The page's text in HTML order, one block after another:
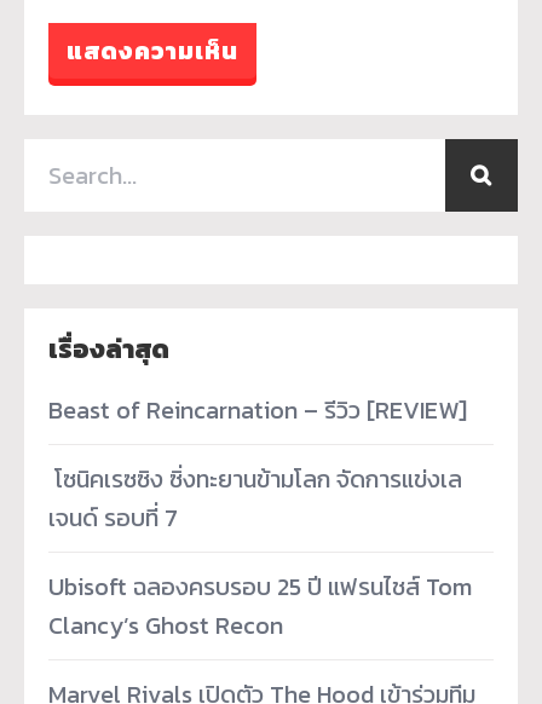
เรื่องล่าสุด
Beast of Reincarnation – รีวิว [REVIEW]
­ โซนิคเรซซิง ซิ่งทะยานข้ามโลก จัดการแข่งเล
เจนด์ รอบที่ 7
Ubisoft ฉลองครบรอบ 25 ปี แฟรนไชส์ Tom
Clancy’s Ghost Recon
Marvel Rivals เปิดตัว The Hood เข้าร่วมทีม